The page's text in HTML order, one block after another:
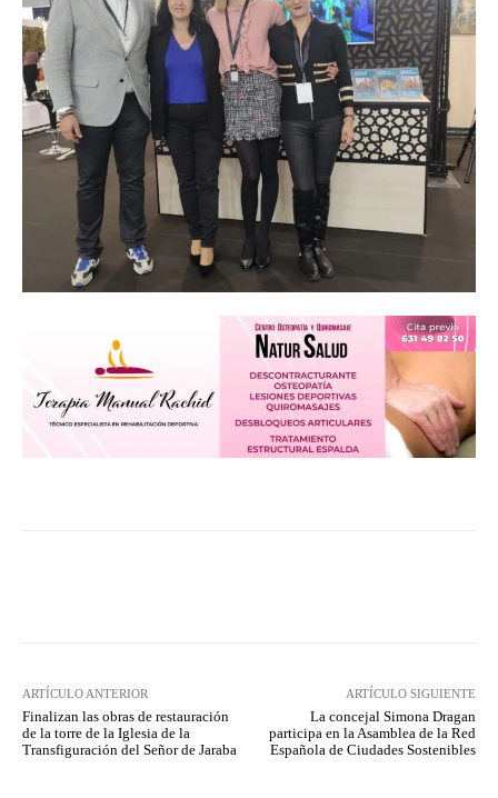
ARTÍCULO ANTERIOR
Finalizan las obras de restauración
de la torre de la Iglesia de la
Transfiguración del Señor de Jaraba
ARTÍCULO SIGUIENTE
La concejal Simona Dragan
participa en la Asamblea de la Red
Española de Ciudades Sostenibles